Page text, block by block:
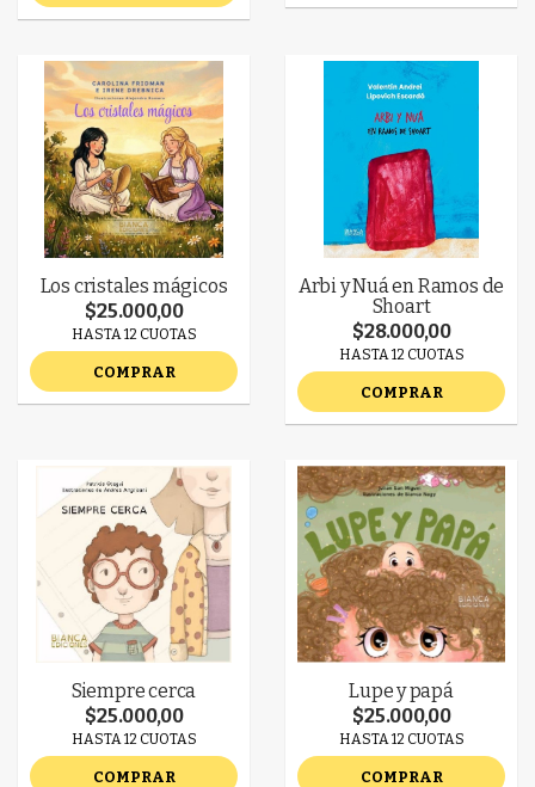
Los cristales mágicos
$25.000,00
HASTA 12 CUOTAS
COMPRAR
Arbi y Nuá en Ramos de
Shoart
$28.000,00
HASTA 12 CUOTAS
COMPRAR
Siempre cerca
$25.000,00
HASTA 12 CUOTAS
COMPRAR
Lupe y papá
$25.000,00
HASTA 12 CUOTAS
COMPRAR